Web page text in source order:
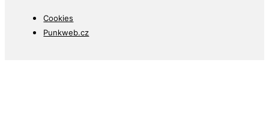
Cookies
Punkweb.cz